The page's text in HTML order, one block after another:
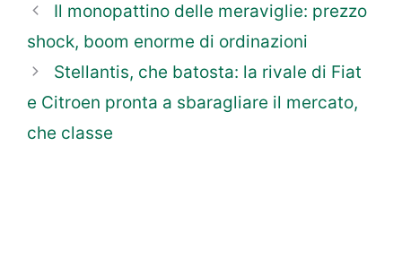
Il monopattino delle meraviglie: prezzo
shock, boom enorme di ordinazioni
Stellantis, che batosta: la rivale di Fiat
e Citroen pronta a sbaragliare il mercato,
che classe